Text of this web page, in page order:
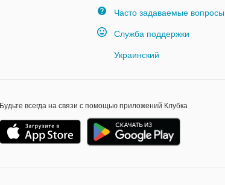
Часто задаваемые вопросы
Служба поддержки
Украинский
Будьте всегда на связи с помощью приложений Клубка